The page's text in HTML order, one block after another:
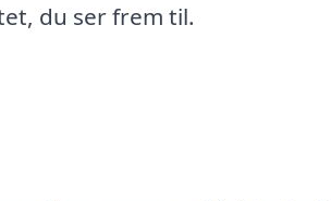
du ser frem til.